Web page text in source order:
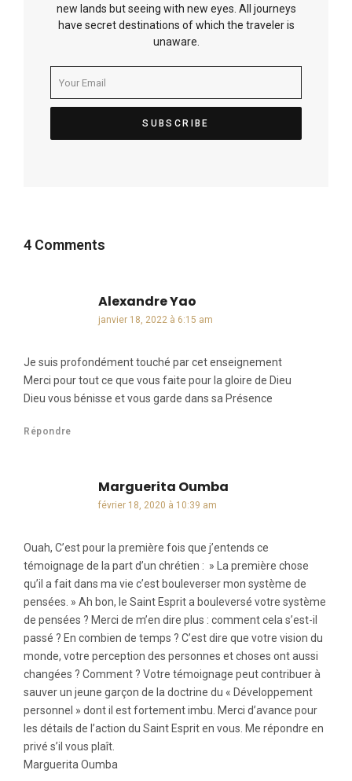
new lands but seeing with new eyes. All journeys
have secret destinations of which the traveler is
unaware.
4 Comments
Alexandre Yao
janvier 18, 2022 à 6:15 am
Je suis profondément touché par cet enseignement
Merci pour tout ce que vous faite pour la gloire de Dieu
Dieu vous bénisse et vous garde dans sa Présence
Répondre
Marguerita Oumba
février 18, 2020 à 10:39 am
Ouah, C’est pour la première fois que j’entends ce
témoignage de la part d’un chrétien : » La première chose
qu’il a fait dans ma vie c’est bouleverser mon système de
pensées. » Ah bon, le Saint Esprit a bouleversé votre système
de pensées ? Merci de m’en dire plus : comment cela s’est-il
passé ? En combien de temps ? C’est dire que votre vision du
monde, votre perception des personnes et choses ont aussi
changées ? Comment ? Votre témoignage peut contribuer à
sauver un jeune garçon de la doctrine du « Développement
personnel » dont il est fortement imbu. Merci d’avance pour
les détails de l’action du Saint Esprit en vous. Me répondre en
privé s’il vous plaît.
Marguerita Oumba